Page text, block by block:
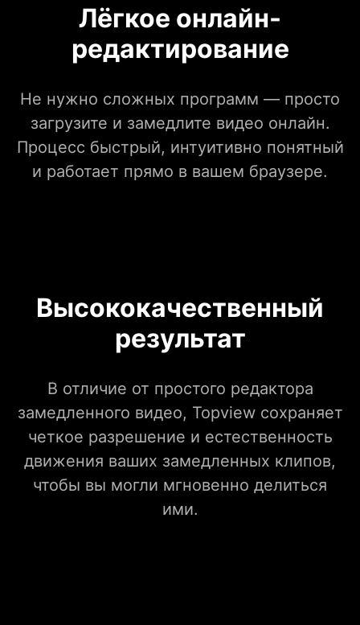
Лёгкое онлайн-
редактирование
Не нужно сложных программ — просто
загрузите и замедлите видео онлайн.
Процесс быстрый, интуитивно понятный
и работает прямо в вашем браузере.
Высококачественный
результат
В отличие от простого редактора
замедленного видео, Topview сохраняет
четкое разрешение и естественность
движения ваших замедленных клипов,
чтобы вы могли мгновенно делиться
ими.